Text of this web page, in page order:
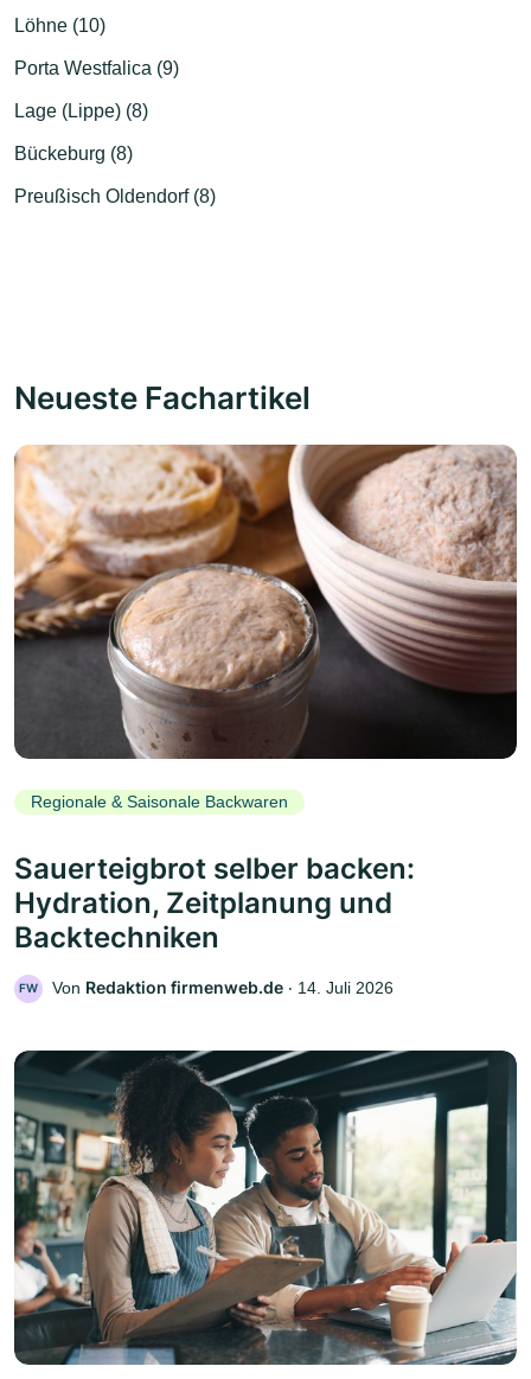
Löhne (10)
Porta Westfalica (9)
Lage (Lippe) (8)
Bückeburg (8)
Preußisch Oldendorf (8)
Neueste Fachartikel
Regionale & Saisonale Backwaren
Sauerteigbrot selber backen:
Hydration, Zeitplanung und
Backtechniken
FW Von Redaktion firmenweb.de ‧ 14. Juli 2026